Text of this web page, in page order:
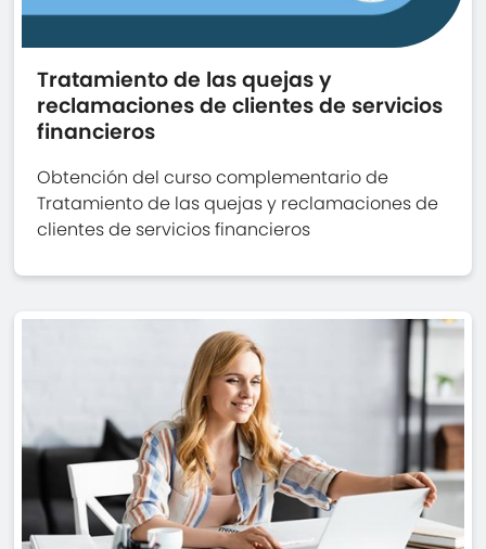
Tratamiento de las quejas y
reclamaciones de clientes de servicios
financieros
Obtención del curso complementario de
Tratamiento de las quejas y reclamaciones de
clientes de servicios financieros